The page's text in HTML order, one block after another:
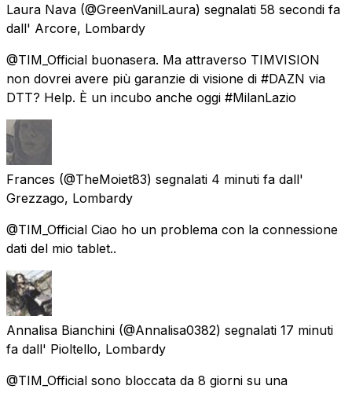
Laura Nava (@GreenVanilLaura) segnalati 58 secondi fa
dall' Arcore, Lombardy
@TIM_Official buonasera. Ma attraverso TIMVISION
non dovrei avere più garanzie di visione di #DAZN via
DTT? Help. È un incubo anche oggi #MilanLazio
Frances (@TheMoiet83) segnalati 4 minuti fa dall'
Grezzago, Lombardy
@TIM_Official Ciao ho un problema con la connessione
dati del mio tablet..
Annalisa Bianchini (@Annalisa0382) segnalati 17 minuti
fa dall' Pioltello, Lombardy
@TIM_Official sono bloccata da 8 giorni su una